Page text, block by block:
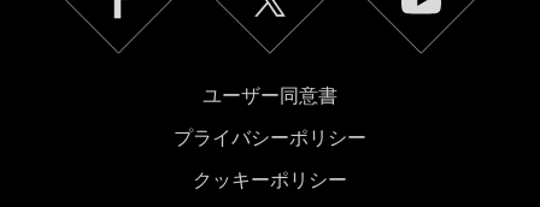
ユーザー同意書
プライバシーポリシー
クッキーポリシー